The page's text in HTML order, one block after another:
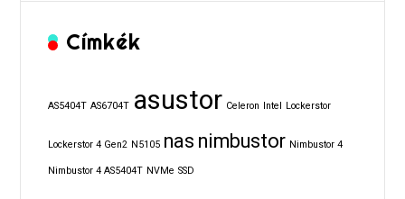
Címkék
AS5404T AS6704T asustor Celeron Intel Lockerstor
Lockerstor 4 Gen2 N5105 nas nimbustor Nimbustor 4
Nimbustor 4 AS5404T NVMe SSD